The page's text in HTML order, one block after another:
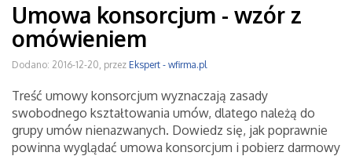
Umowa konsorcjum - wzór z
omówieniem
Dodano: 2016-12-20, przez Ekspert - wfirma.pl
Treść umowy konsorcjum wyznaczają zasady
swobodnego kształtowania umów, dlatego należą do
grupy umów nienazwanych. Dowiedz się, jak poprawnie
powinna wyglądać umowa konsorcjum i pobierz darmowy